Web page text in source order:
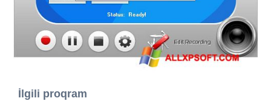
İlgili proqram